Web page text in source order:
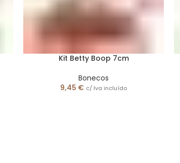
Kit Betty Boop 7cm
Bonecos
9,45 € c/ Iva incluído